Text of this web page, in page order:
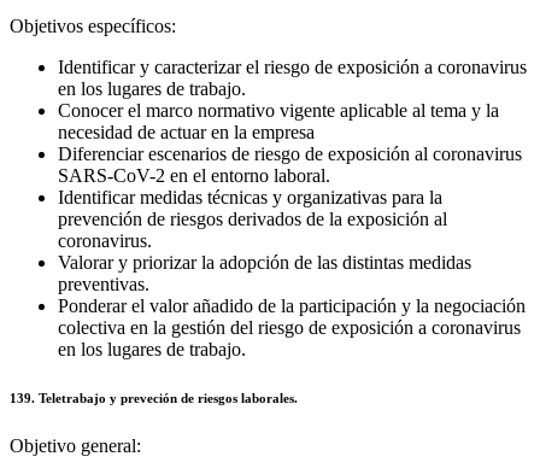
Objetivos específicos:
Identificar y caracterizar el riesgo de exposición a coronavirus
en los lugares de trabajo.
Conocer el marco normativo vigente aplicable al tema y la
necesidad de actuar en la empresa
Diferenciar escenarios de riesgo de exposición al coronavirus
SARS-CoV-2 en el entorno laboral.
Identificar medidas técnicas y organizativas para la
prevención de riesgos derivados de la exposición al
coronavirus.
Valorar y priorizar la adopción de las distintas medidas
preventivas.
Ponderar el valor añadido de la participación y la negociación
colectiva en la gestión del riesgo de exposición a coronavirus
en los lugares de trabajo.
139. Teletrabajo y preveción de riesgos laborales.
Objetivo general: